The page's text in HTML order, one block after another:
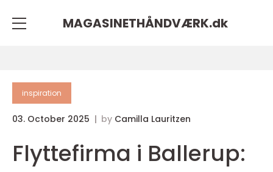
MAGASINETHÅNDVÆRK.dk
inspiration
03. October 2025 by Camilla Lauritzen
Flyttefirma i Ballerup: